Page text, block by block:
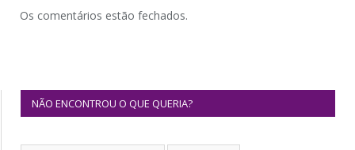
Os comentários estão fechados.
NÃO ENCONTROU O QUE QUERIA?